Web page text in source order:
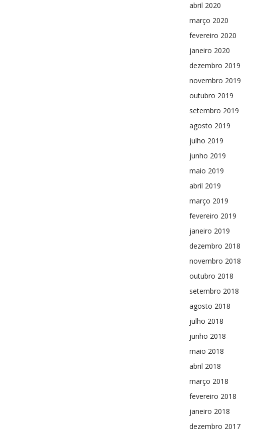
abril 2020
março 2020
fevereiro 2020
janeiro 2020
dezembro 2019
novembro 2019
outubro 2019
setembro 2019
agosto 2019
julho 2019
junho 2019
maio 2019
abril 2019
março 2019
fevereiro 2019
janeiro 2019
dezembro 2018
novembro 2018
outubro 2018
setembro 2018
agosto 2018
julho 2018
junho 2018
maio 2018
abril 2018
março 2018
fevereiro 2018
janeiro 2018
dezembro 2017